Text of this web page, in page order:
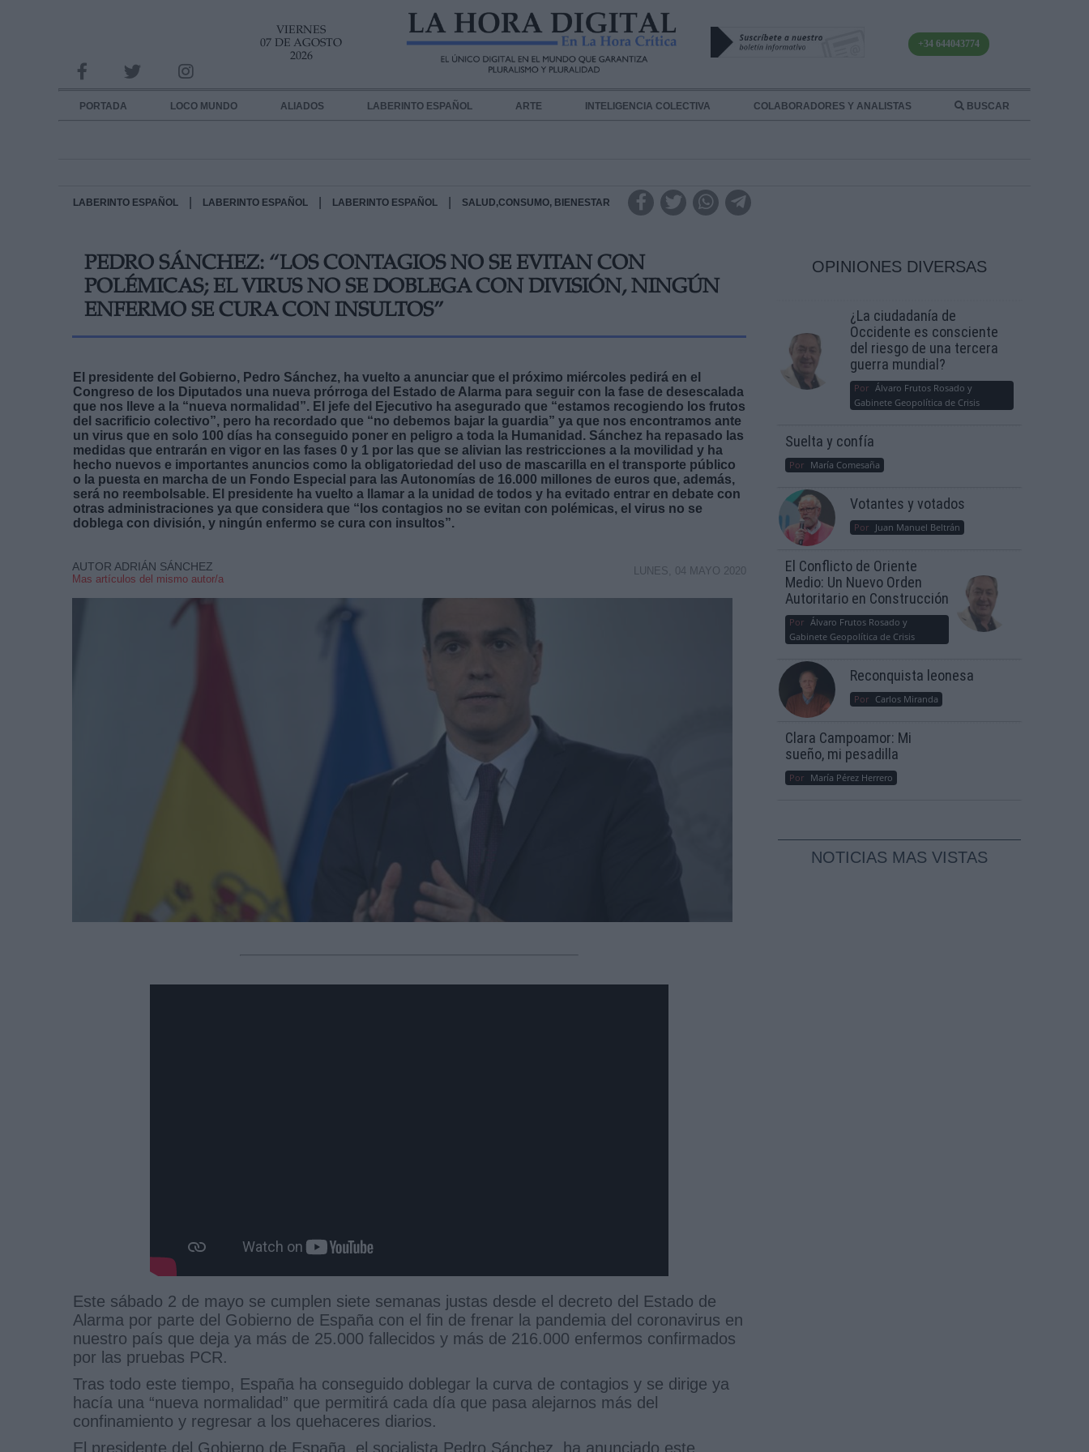
VIERNES
07 DE AGOSTO
2026
+34 644043774
PORTADA LOCO MUNDO ALIADOS LABERINTO ESPAÑOL ARTE INTELIGENCIA COLECTIVA COLABORADORES Y ANALISTAS BUSCAR
LABERINTO ESPAÑOL LABERINTO ESPAÑOL LABERINTO ESPAÑOL SALUD,CONSUMO, BIENESTAR
PEDRO SÁNCHEZ: “LOS CONTAGIOS NO SE EVITAN CON
POLÉMICAS; EL VIRUS NO SE DOBLEGA CON DIVISIÓN, NINGÚN
ENFERMO SE CURA CON INSULTOS”
El presidente del Gobierno, Pedro Sánchez, ha vuelto a anunciar que el próximo miércoles pedirá en el
Congreso de los Diputados una nueva prórroga del Estado de Alarma para seguir con la fase de desescalada
que nos lleve a la “nueva normalidad”. El jefe del Ejecutivo ha asegurado que “estamos recogiendo los frutos
del sacrificio colectivo”, pero ha recordado que “no debemos bajar la guardia” ya que nos encontramos ante
un virus que en solo 100 días ha conseguido poner en peligro a toda la Humanidad. Sánchez ha repasado las
medidas que entrarán en vigor en las fases 0 y 1 por las que se alivian las restricciones a la movilidad y ha
hecho nuevos e importantes anuncios como la obligatoriedad del uso de mascarilla en el transporte público
o la puesta en marcha de un Fondo Especial para las Autonomías de 16.000 millones de euros que, además,
será no reembolsable. El presidente ha vuelto a llamar a la unidad de todos y ha evitado entrar en debate con
otras administraciones ya que considera que “los contagios no se evitan con polémicas, el virus no se
doblega con división, y ningún enfermo se cura con insultos”.
AUTOR ADRIÁN SÁNCHEZ
Mas artículos del mismo autor/a
LUNES, 04 MAYO 2020
Este sábado 2 de mayo se cumplen siete semanas justas desde el decreto del Estado de
Alarma por parte del Gobierno de España con el fin de frenar la pandemia del coronavirus en
nuestro país que deja ya más de 25.000 fallecidos y más de 216.000 enfermos confirmados
por las pruebas PCR.
Tras todo este tiempo, España ha conseguido doblegar la curva de contagios y se dirige ya
hacía una “nueva normalidad” que permitirá cada día que pasa alejarnos más del
confinamiento y regresar a los quehaceres diarios.
El presidente del Gobierno de España, el socialista Pedro Sánchez, ha anunciado este
OPINIONES DIVERSAS
¿La ciudadanía de
Occidente es consciente
del riesgo de una tercera
guerra mundial?
Por Álvaro Frutos Rosado y
Gabinete Geopolítica de Crisis
Suelta y confía
Por María Comesaña
Votantes y votados
Por Juan Manuel Beltrán
El Conflicto de Oriente
Medio: Un Nuevo Orden
Autoritario en Construcción
Por Álvaro Frutos Rosado y
Gabinete Geopolítica de Crisis
Reconquista leonesa
Por Carlos Miranda
Clara Campoamor: Mi
sueño, mi pesadilla
Por María Pérez Herrero
NOTICIAS MAS VISTAS
INFORMACION SOBRE LA PROTECCIÓN DE TUS DATOS
Responsable:
Destinatarios:
link
Información adicional
link